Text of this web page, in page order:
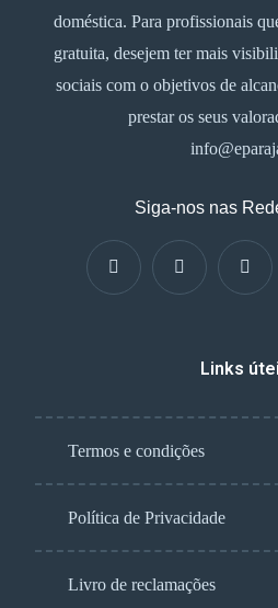
doméstica. Para profissionais
gratuita, desejem ter mais
sociais com o objetivos de
prestar os seus
Siga-nos nas
Links
Termos e condições
Política de Privacidade
Livro de reclamações